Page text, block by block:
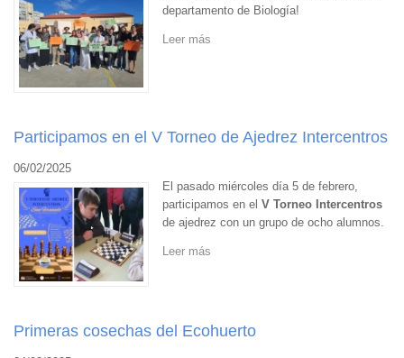
departamento de Biología!
Leer más
Participamos en el V Torneo de Ajedrez Intercentros
06/02/2025
El pasado miércoles día 5 de febrero,
participamos en el V Torneo Intercentros
de ajedrez con un grupo de ocho alumnos.
Leer más
Primeras cosechas del Ecohuerto